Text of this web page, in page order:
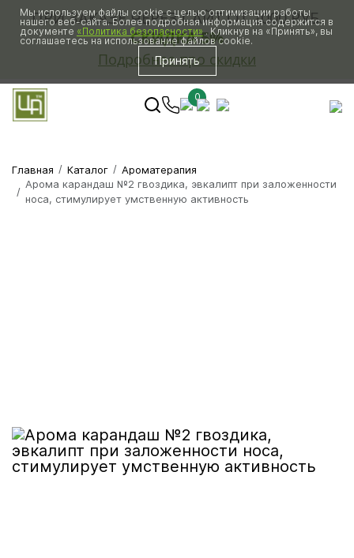
ПРИ ЗАКАЗЕ ЧЕРЕЗ САЙТ ОТ 2000 РУБ.
СКИДКА 5%
Подробнее про скидки
0
Главная Каталог
Ароматерапия
Арома карандаш №2 гвоздика, эвкалипт при заложенности
носа, стимулирует умственную активность
Мы используем файлы cookie с целью оптимизации работы
нашего веб-сайта. Более подробная информация содержится в
документе «Политика безопасности». Кликнув на «Принять», вы
соглашаетесь на использование файлов cookie.
Принять